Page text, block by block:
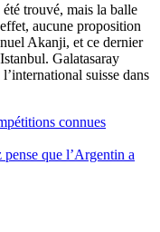
trouvé, mais la balle
aucune proposition
Akanji, et ce dernier
Galatasaray
suisse dans
connues
que l’Argentin a